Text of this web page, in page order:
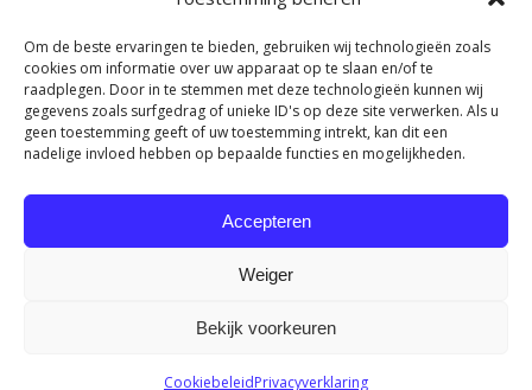
Om de beste ervaringen te bieden, gebruiken wij technologieën zoals
cookies om informatie over uw apparaat op te slaan en/of te
raadplegen. Door in te stemmen met deze technologieën kunnen wij
gegevens zoals surfgedrag of unieke ID's op deze site verwerken. Als u
geen toestemming geeft of uw toestemming intrekt, kan dit een
nadelige invloed hebben op bepaalde functies en mogelijkheden.
Accepteren
Weiger
Bekijk voorkeuren
CookiebeleidPrivacyverklaring